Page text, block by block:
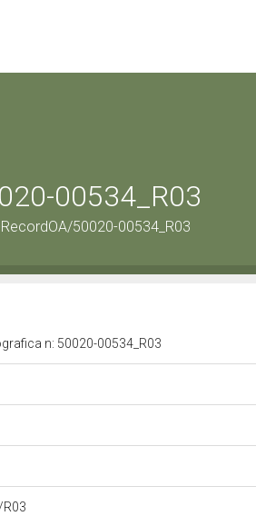
00534_R03
50020-00534_R03
n: 50020-00534_R03